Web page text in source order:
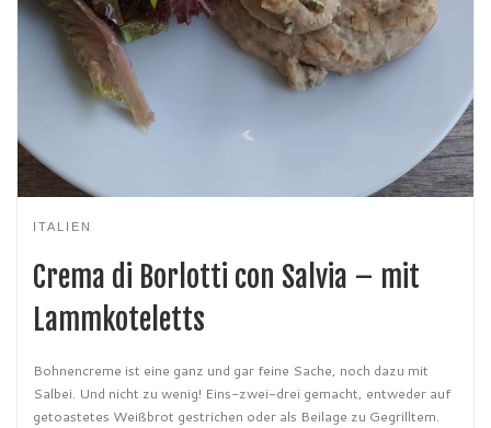
ITALIEN
Crema di Borlotti con Salvia – mit
Lammkoteletts
Bohnencreme ist eine ganz und gar feine Sache, noch dazu mit
Salbei. Und nicht zu wenig! Eins-zwei-drei gemacht, entweder auf
getoastetes Weißbrot gestrichen oder als Beilage zu Gegrilltem.